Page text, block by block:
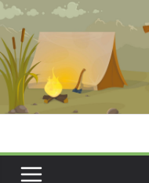
Перейти
содержимому